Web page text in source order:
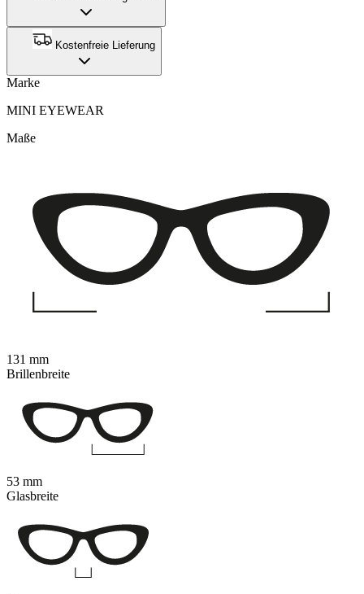
Kostenfreie Lieferung
Marke
MINI EYEWEAR
Maße
131 mm
Brillenbreite
53 mm
Glasbreite